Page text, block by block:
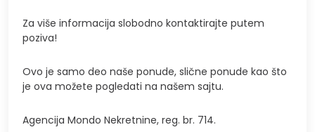
Za više informacija slobodno kontaktirajte putem
poziva!
Ovo je samo deo naše ponude, slične ponude kao što
je ova možete pogledati na našem sajtu.
Agencija Mondo Nekretnine, reg. br. 714.